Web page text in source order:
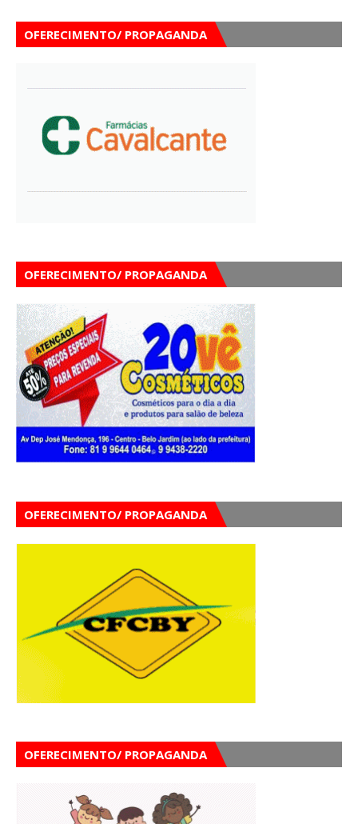
OFERECIMENTO/ PROPAGANDA
OFERECIMENTO/ PROPAGANDA
OFERECIMENTO/ PROPAGANDA
OFERECIMENTO/ PROPAGANDA